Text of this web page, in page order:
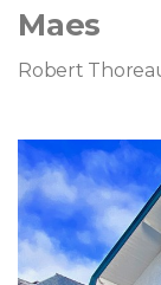
Maes
Robert